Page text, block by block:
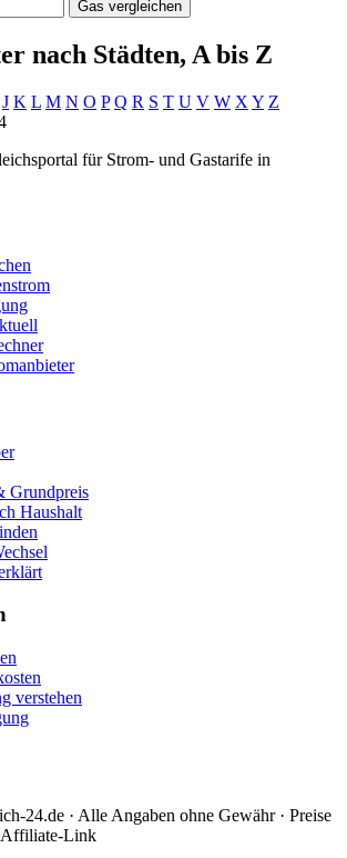
Gas vergleichen
nach Städten, A bis Z
J K L M N O P Q R S T U V W X Y Z
für Strom- und Gastarife in
Grundpreis
Haushalt
verstehen
24.de · Alle Angaben ohne Gewähr · Preise
Link